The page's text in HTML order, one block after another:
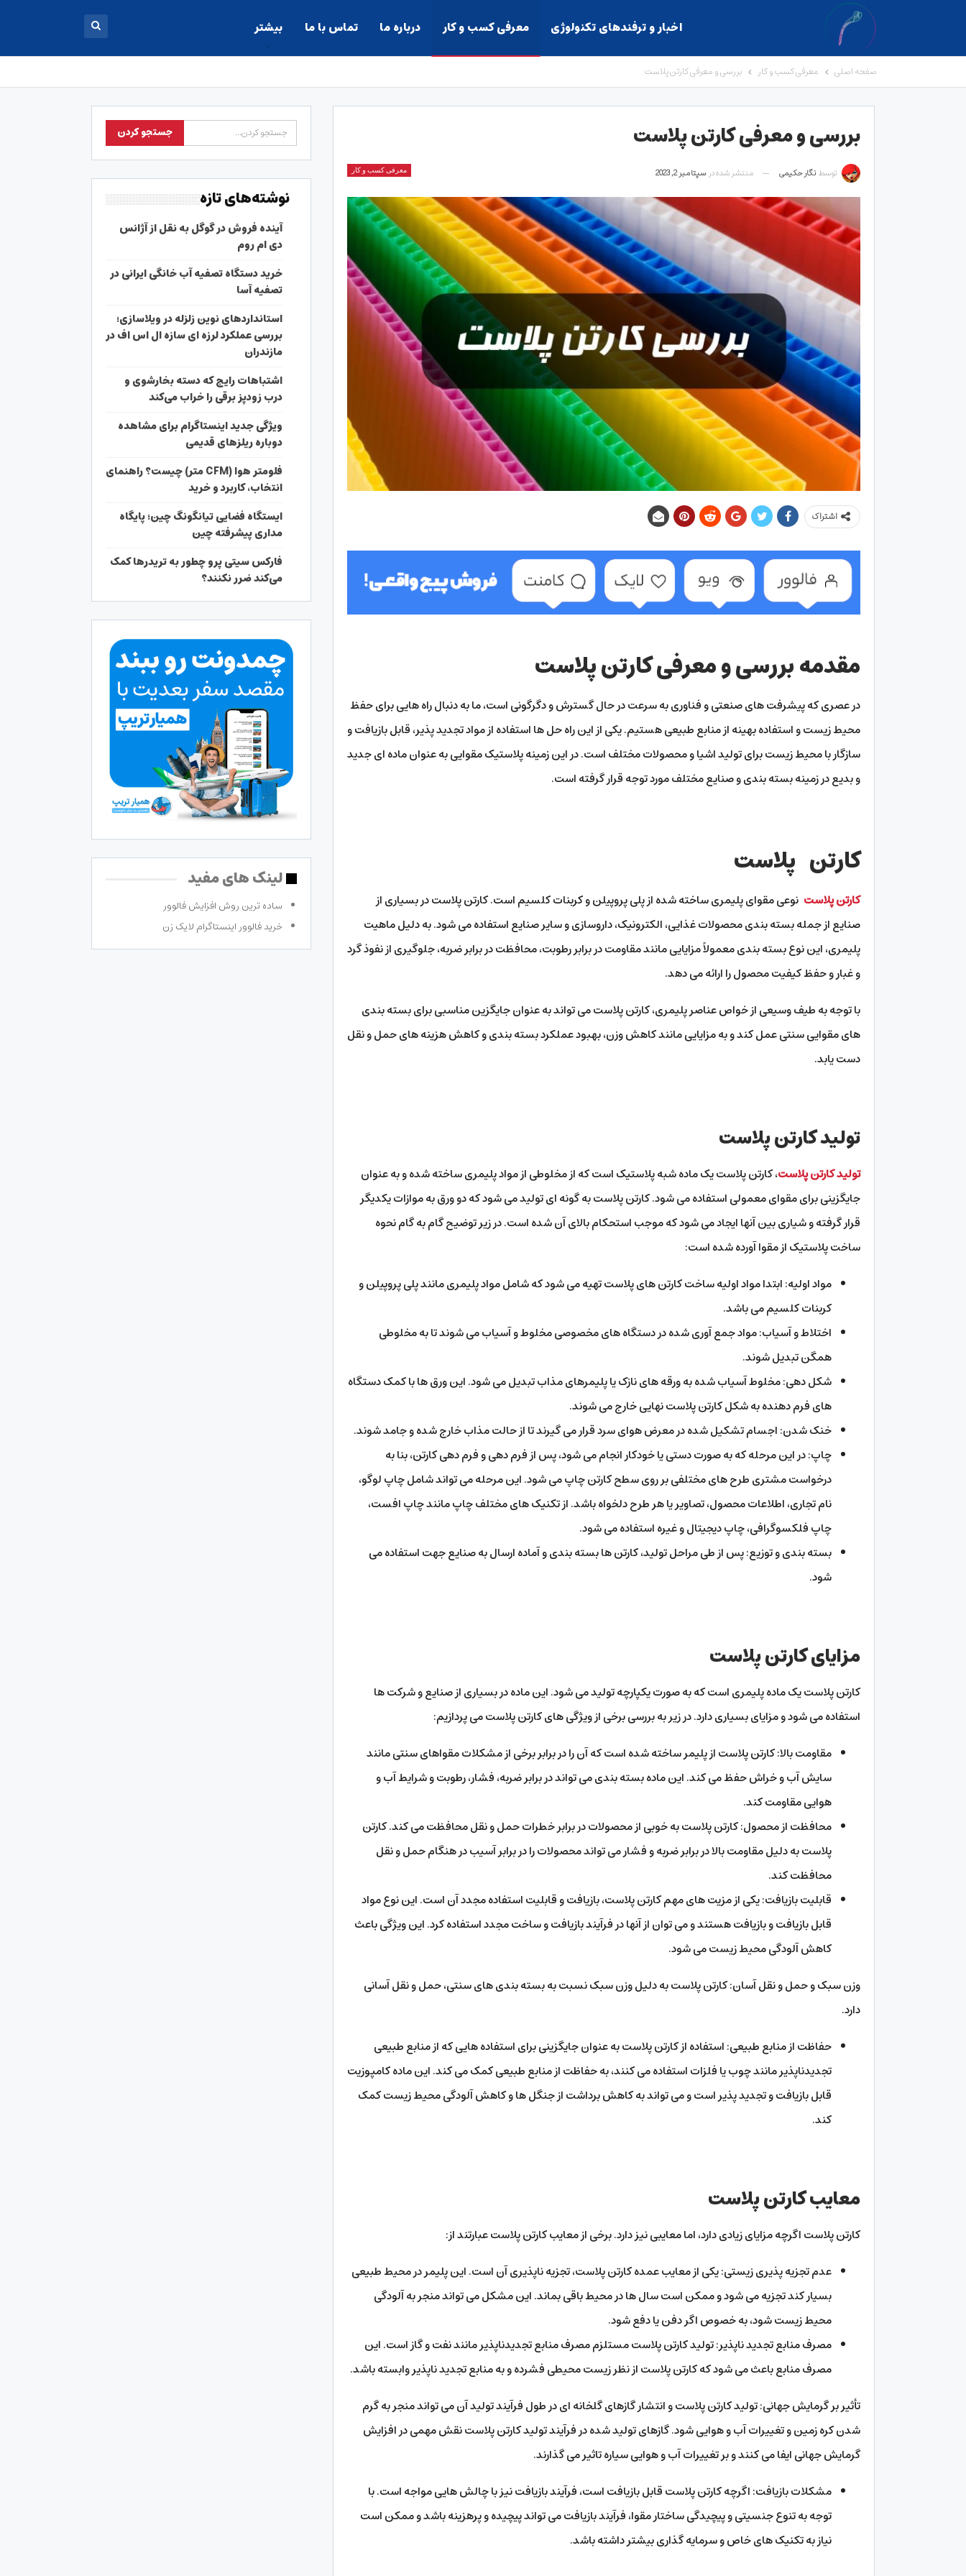
اخبار و ترفندهای تکنولوژی معرفی کسب و کار درباره ما تماس با ما بیشتر
صفحه اصلی معرفی کسب و کار بررسی و معرفی کارتن پلاست
بررسی و معرفی کارتن پلاست
معرفی کسب و کار توسط نگار حکیمی منتشر شده در سپتامبر 2, 2023
اشتراک
مقدمه بررسی و معرفی کارتن پلاست
در عصری که پیشرفت های صنعتی و فناوری به سرعت در حال گسترش و دگرگونی است، ما به دنبال راه هایی برای حفظ
محیط زیست و استفاده بهینه از منابع طبیعی هستیم. یکی از این راه حل ها استفاده از مواد تجدید پذیر، قابل بازیافت و
سازگار با محیط زیست برای تولید اشیا و محصولات مختلف است. در این زمینه پلاستیک مقوایی به عنوان ماده ای جدید
و بدیع در زمینه بسته بندی و صنایع مختلف مورد توجه قرار گرفته است.
کارتن پلاست
کارتن پلاست نوعی مقوای پلیمری ساخته شده از پلی پروپیلن و کربنات کلسیم است. کارتن پلاست در بسیاری از
صنایع از جمله بسته بندی محصولات غذایی، الکترونیک، داروسازی و سایر صنایع استفاده می شود. به دلیل ماهیت
پلیمری، این نوع بسته بندی معمولاً مزایایی مانند مقاومت در برابر رطوبت، محافظت در برابر ضربه، جلوگیری از نفوذ گرد
و غبار و حفظ کیفیت محصول را ارائه می دهد.
با توجه به طیف وسیعی از خواص عناصر پلیمری، کارتن پلاست می تواند به عنوان جایگزین مناسبی برای بسته بندی
های مقوایی سنتی عمل کند و به مزایایی مانند کاهش وزن، بهبود عملکرد بسته بندی و کاهش هزینه های حمل و نقل
دست یابد.
تولید کارتن پلاست
تولید کارتن پلاست، کارتن پلاست یک ماده شبه پلاستیک است که از مخلوطی از مواد پلیمری ساخته شده و به عنوان
جایگزینی برای مقوای معمولی استفاده می شود. کارتن پلاست به گونه ای تولید می شود که دو ورق به موازات یکدیگر
قرار گرفته و شیاری بین آنها ایجاد می شود که موجب استحکام بالای آن شده است. در زیر توضیح گام به گام نحوه
ساخت پلاستیک از مقوا آورده شده است:
مواد اولیه: ابتدا مواد اولیه ساخت کارتن های پلاست تهیه می شود که شامل مواد پلیمری مانند پلی پروپیلن و
کربنات کلسیم می باشد.
اختلاط و آسیاب: مواد جمع آوری شده در دستگاه های مخصوصی مخلوط و آسیاب می شوند تا به مخلوطی
همگن تبدیل شوند.
شکل دهی: مخلوط آسیاب شده به ورقه های نازک یا پلیمرهای مذاب تبدیل می شود. این ورق ها با کمک دستگاه
های فرم دهنده به شکل کارتن پلاست نهایی خارج می شوند.
خنک شدن: اجسام تشکیل شده در معرض هوای سرد قرار می گیرند تا از حالت مذاب خارج شده و جامد شوند.
چاپ: در این مرحله که به صورت دستی یا خودکار انجام می شود، پس از فرم دهی و فرم دهی کارتن، بنا به
درخواست مشتری طرح های مختلفی بر روی سطح کارتن چاپ می شود. این مرحله می تواند شامل چاپ لوگو،
نام تجاری، اطلاعات محصول، تصاویر یا هر طرح دلخواه باشد. از تکنیک های مختلف چاپ مانند چاپ افست،
چاپ فلکسوگرافی، چاپ دیجیتال و غیره استفاده می شود.
بسته بندی و توزیع: پس از طی مراحل تولید، کارتن ها بسته بندی و آماده ارسال به صنایع جهت استفاده می
شود.
مزایای کارتن پلاست
کارتن پلاست یک ماده پلیمری است که به صورت یکپارچه تولید می شود. این ماده در بسیاری از صنایع و شرکت ها
استفاده می شود و مزایای بسیاری دارد. در زیر به بررسی برخی از ویژگی های کارتن پلاست می پردازیم:
مقاومت بالا: کارتن پلاست از پلیمر ساخته شده است که آن را در برابر برخی از مشکلات مقواهای سنتی مانند
سایش آب و خراش حفظ می کند. این ماده بسته بندی می تواند در برابر ضربه، فشار، رطوبت و شرایط آب و
هوایی مقاومت کند.
محافظت از محصول: کارتن پلاست به خوبی از محصولات در برابر خطرات حمل و نقل محافظت می کند. کارتن
پلاست به دلیل مقاومت بالا در برابر ضربه و فشار می تواند محصولات را در برابر آسیب در هنگام حمل و نقل
محافظت کند.
قابلیت بازیافت: یکی از مزیت های مهم کارتن پلاست، بازیافت و قابلیت استفاده مجدد آن است. این نوع مواد
قابل بازیافت و بازیافت هستند و می توان از آنها در فرآیند بازیافت و ساخت مجدد استفاده کرد. این ویژگی باعث
کاهش آلودگی محیط زیست می شود.
وزن سبک و حمل و نقل آسان: کارتن پلاست به دلیل وزن سبک نسبت به بسته بندی های سنتی، حمل و نقل آسانی
دارد.
حفاظت از منابع طبیعی: استفاده از کارتن پلاست به عنوان جایگزینی برای استفاده هایی که از منابع طبیعی
تجدیدناپذیر مانند چوب یا فلزات استفاده می کنند، به حفاظت از منابع طبیعی کمک می کند. این ماده کامپوزیت
قابل بازیافت و تجدید پذیر است و می تواند به کاهش برداشت از جنگل ها و کاهش آلودگی محیط زیست کمک
کند.
معایب کارتن پلاست
کارتن پلاست اگرچه مزایای زیادی دارد، اما معایبی نیز دارد. برخی از معایب کارتن پلاست عبارتند از:
عدم تجزیه پذیری زیستی: یکی از معایب عمده کارتن پلاست، تجزیه ناپذیری آن است. این پلیمر در محیط طبیعی
بسیار کند تجزیه می شود و ممکن است سال ها در محیط باقی بماند. این مشکل می تواند منجر به آلودگی
محیط زیست شود، به خصوص اگر دفن یا دفع شود.
مصرف منابع تجدید ناپذیر: تولید کارتن پلاست مستلزم مصرف منابع تجدیدناپذیر مانند نفت و گاز است. این
مصرف منابع باعث می شود که کارتن پلاست از نظر زیست محیطی فشرده و به منابع تجدید ناپذیر وابسته باشد.
تأثیر بر گرمایش جهانی: تولید کارتن پلاست و انتشار گازهای گلخانه ای در طول فرآیند تولید آن می تواند منجر به گرم
شدن کره زمین و تغییرات آب و هوایی شود. گازهای تولید شده در فرآیند تولید کارتن پلاست نقش مهمی در افزایش
گرمایش جهانی ایفا می کنند و بر تغییرات آب و هوایی سیاره تاثیر می گذارند.
مشکلات بازیافت: اگرچه کارتن پلاست قابل بازیافت است، فرآیند بازیافت نیز با چالش هایی مواجه است. با
توجه به تنوع جنسیتی و پیچیدگی ساختار مقوا، فرآیند بازیافت می تواند پیچیده و پرهزینه باشد و ممکن است
نیاز به تکنیک های خاص و سرمایه گذاری بیشتر داشته باشد.
نوشته‌های تازه
آینده فروش در گوگل به نقل از آژانس
دی ام روم
خرید دستگاه تصفیه آب خانگی ایرانی در
تصفیه آسا
استانداردهای نوین زلزله در ویلاسازی؛
بررسی عملکرد لرزه ای سازه ال اس اف در
مازندران
اشتباهات رایج که دسته بخارشوی و
درب زودپز برقی را خراب می‌کند
ویژگی جدید اینستاگرام برای مشاهده
دوباره ریلزهای قدیمی
فلومتر هوا (CFM متر) چیست؟ راهنمای
انتخاب، کاربرد و خرید
ایستگاه فضایی تیانگونگ چین؛ پایگاه
مداری پیشرفته چین
فارکس سیتی پرو چطور به تریدرها کمک
می‌کند ضرر نکنند؟
لینک های مفید
ساده ترین روش افزایش فالوور
خرید فالوور اینستاگرام لایک زن